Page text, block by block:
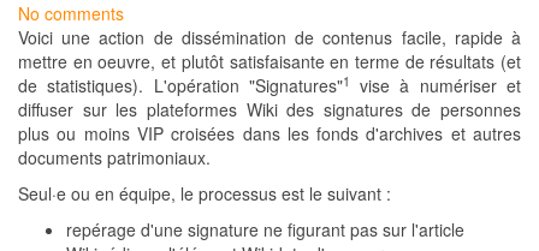
No comments
Voici une action de dissémination de contenus facile, rapide à
mettre en oeuvre, et plutôt satisfaisante en terme de résultats (et
de statistiques). L'opération "Signatures"1
vise à numériser et
diffuser sur les plateformes Wiki des signatures de personnes
plus ou moins VIP croisées dans les fonds d'archives et autres
documents patrimoniaux.
Seul·e ou en équipe, le processus est le suivant :
repérage d'une signature ne figurant pas sur l'article